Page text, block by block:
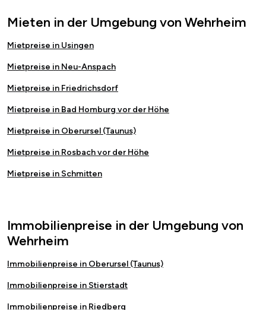
Mieten in der Umgebung von Wehrheim
Mietpreise in Usingen
Mietpreise in Neu-Anspach
Mietpreise in Friedrichsdorf
Mietpreise in Bad Homburg vor der Höhe
Mietpreise in Oberursel (Taunus)
Mietpreise in Rosbach vor der Höhe
Mietpreise in Schmitten
Immobilienpreise in der Umgebung von
Wehrheim
Immobilienpreise in Oberursel (Taunus)
Immobilienpreise in Stierstadt
Immobilienpreise in Riedberg